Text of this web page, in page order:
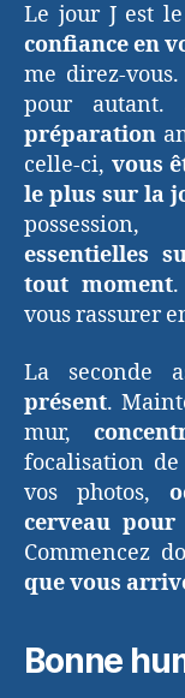
Le jour J est
confiance en
me direz-
pour autant.
préparation
celle-ci, vous
le plus sur la
essentielles
tout moment.
vous rassurer
La seconde
présent.
mur,
focalisation
vos photos,
cerveau
Commencez
que vous
Bonne